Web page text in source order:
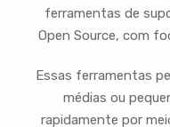
ferramentas de
Open Source, com
Essas ferramentas
médias ou
rapidamente por